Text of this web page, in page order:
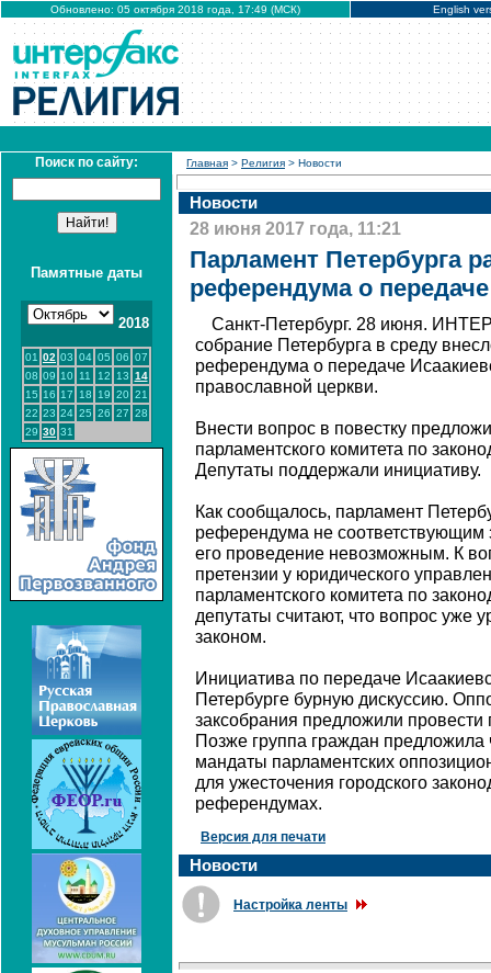
Обновлено: 05 октября 2018 года, 17:49 (МСК) English
Поиск по сайту:
Памятные даты
2018
01 02 03 04 05 06 07
08 09 10 11 12 13 14
15 16 17 18 19 20 21
22 23 24 25 26 27 28
29 30 31
Главная > Религия > Новости
Новости
28 июня 2017 года, 11:21
Парламент Петербурга
референдума о
Санкт-Петербург. 28 июня.
собрание Петербурга в среду
референдума о передаче
православной церкви.
Внести вопрос в повестку
парламентского комитета по
Депутаты поддержали инициативу.
Как сообщалось, парламент
референдума не соответствующим
его проведение невозможным. К
претензии у юридического
парламентского комитета по
депутаты считают, что вопрос уже
законом.
Инициатива по передаче
Петербурге бурную дискуссию.
заксобрания предложили
Позже группа граждан предложила
мандаты парламентских
для ужесточения городского
референдумах.
Версия для печати
Новости
Настройка ленты